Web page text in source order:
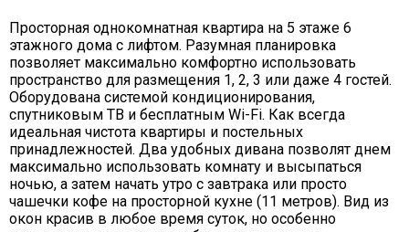
Просторная однокомнатная квартира на 5 этаже 6
этажного дома с лифтом. Разумная планировка
позволяет максимально комфортно использовать
пространство для размещения 1, 2, 3 или даже 4 гостей.
Оборудована системой кондиционирования,
спутниковым ТВ и бесплатным Wi-Fi. Как всегда
идеальная чистота квартиры и постельных
принадлежностей. Два удобных дивана позволят днем
максимально использовать комнату и высыпаться
ночью, а затем начать утро с завтрака или просто
чашечки кофе на просторной кухне (11 метров). Вид из
окон красив в любое время суток, но особенно